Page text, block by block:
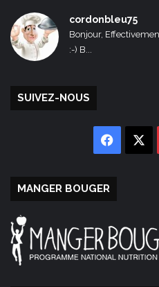
cordonbleu75
Bonjour,
:-) B...
SUIVEZ-NOUS
MANGER BOUGER